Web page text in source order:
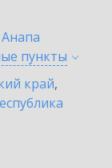
Анапа
пункты
край,